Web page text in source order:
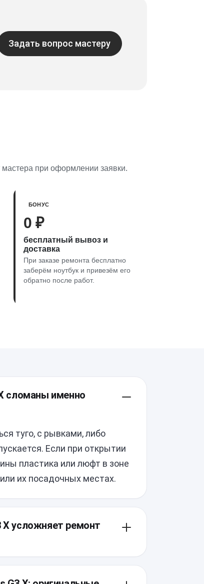
Задать вопрос мастеру
мастера при оформлении заявки.
БОНУС
0 ₽
бесплатный вывоз и
доставка
При заказе ремонта бесплатно
заберём ноутбук и привезём его
обратно после работ.
сломаны именно
туго, с рывками, либо
Если при открытии
пластика или люфт в зоне
их посадочных местах.
X усложняет ремонт
плотные, поэтому при
и тонкие элементы